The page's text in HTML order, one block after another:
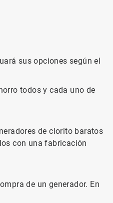
sus opciones según el
todos y cada uno de
de clorito baratos
con una fabricación
de un generador. En